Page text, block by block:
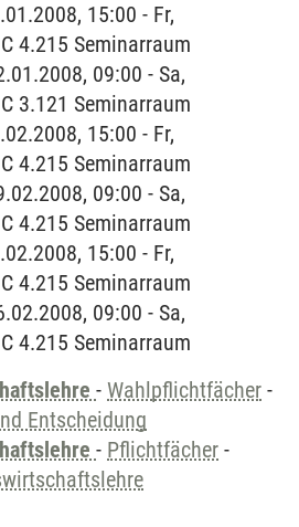
15:00 - Fr,
4.215 Seminarraum
09:00 - Sa,
3.121 Seminarraum
15:00 - Fr,
4.215 Seminarraum
09:00 - Sa,
4.215 Seminarraum
15:00 - Fr,
4.215 Seminarraum
09:00 - Sa,
4.215 Seminarraum
- Wahlpflichtfächer -
Entscheidung
- Pflichtfächer -